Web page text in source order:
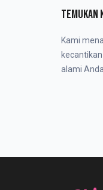
TEMUKAN
Kami
alami